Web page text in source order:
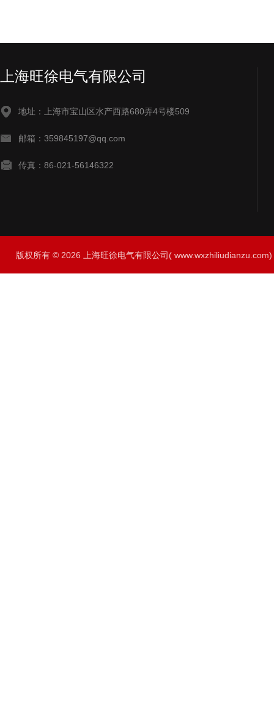
上海旺徐电气有限公司
地址：上海市宝山区水产西路680弄4号楼509
邮箱：359845197@qq.com
传真：86-021-56146322
版权所有 © 2026 上海旺徐电气有限公司(